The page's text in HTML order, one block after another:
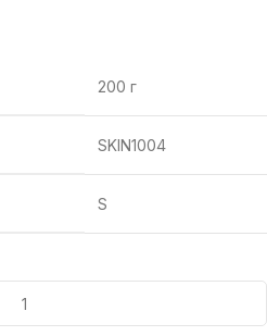
200 г
SKIN1004
S